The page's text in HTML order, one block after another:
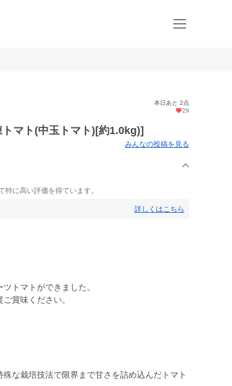
本日あと 2点
29
トマト(中玉トマト)[約1.0kg)]
みんなの投稿を見る
に高い評価を得ています。
詳しくはこちら
トマトができました。
賞味ください。
な栽培技法で限界まで甘さを詰め込んだトマト